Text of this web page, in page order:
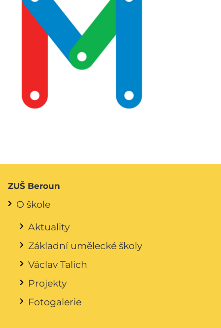
ZUŠ Beroun
O škole
Aktuality
Základní umělecké školy
Václav Talich
Projekty
Fotogalerie